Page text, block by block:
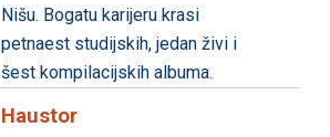
Nišu. Bogatu karijeru krasi
petnaest studijskih, jedan živi i
šest kompilacijskih albuma.
Haustor